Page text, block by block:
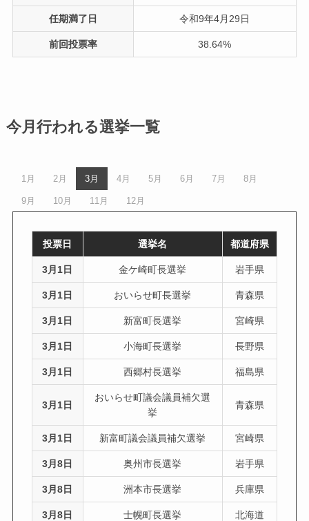
任期満了日 令和9年4月29日
前回投票率 38.64%
今月行われる選挙一覧
1月 2月 3月 4月 5月 6月 7月 8月
9月 10月 11月 12月
投票日 選挙名 都道府県
3月1日 金ケ崎町長選挙 岩手県
3月1日 おいらせ町長選挙 青森県
3月1日 新富町長選挙 宮崎県
3月1日 小海町長選挙 長野県
3月1日 西郷村長選挙 福島県
3月1日
おいらせ町議会議員補欠選
挙
青森県
3月1日 新富町議会議員補欠選挙 宮崎県
3月8日 奥州市長選挙 岩手県
3月8日 洲本市長選挙 兵庫県
3月8日 士幌町長選挙 北海道